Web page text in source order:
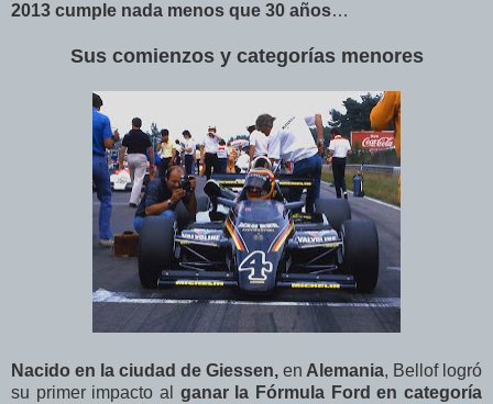
2013 cumple nada menos que 30 años…
Sus comienzos y categorías menores
Nacido en la ciudad de Giessen, en Alemania, Bellof logró
su primer impacto al ganar la Fórmula Ford en categoría